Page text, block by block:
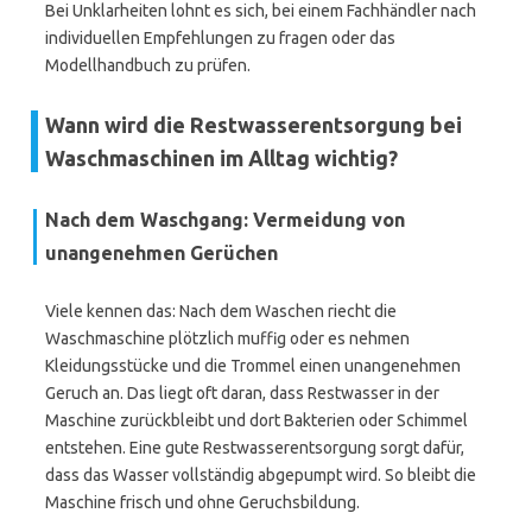
Bei Unklarheiten lohnt es sich, bei einem Fachhändler nach
individuellen Empfehlungen zu fragen oder das
Modellhandbuch zu prüfen.
Wann wird die Restwasserentsorgung bei
Waschmaschinen im Alltag wichtig?
Nach dem Waschgang: Vermeidung von
unangenehmen Gerüchen
Viele kennen das: Nach dem Waschen riecht die
Waschmaschine plötzlich muffig oder es nehmen
Kleidungsstücke und die Trommel einen unangenehmen
Geruch an. Das liegt oft daran, dass Restwasser in der
Maschine zurückbleibt und dort Bakterien oder Schimmel
entstehen. Eine gute Restwasserentsorgung sorgt dafür,
dass das Wasser vollständig abgepumpt wird. So bleibt die
Maschine frisch und ohne Geruchsbildung.